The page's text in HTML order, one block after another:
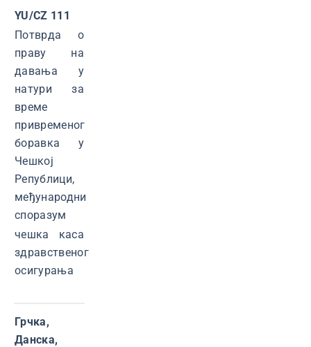
YU/CZ 111
Потврда о
праву на
давања у
натури за
време
привременог
боравка у
Чешкој
Републици,
међународни
споразум
чешка каса
здравственог
осигурања
Грчка,
Данска,